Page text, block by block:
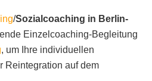
/Sozialcoaching in Berlin-
Einzelcoaching-Begleitung
, um Ihre individuellen
Reintegration auf dem